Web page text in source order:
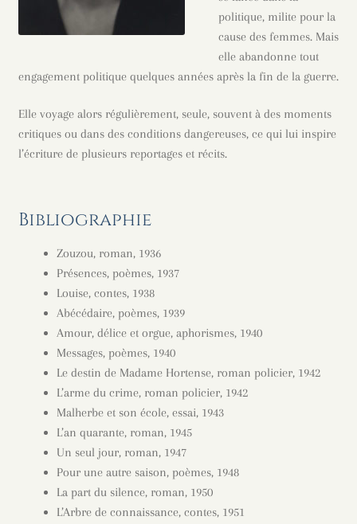
politique, milite pour la
cause des femmes. Mais
elle abandonne tout
engagement politique quelques années après la fin de la guerre.
Elle voyage alors régulièrement, seule, souvent à des moments
critiques ou dans des conditions dangereuses, ce qui lui inspire
l’écriture de plusieurs reportages et récits.
Bibliographie
Zouzou, roman, 1936
Présences, poèmes, 1937
Louise, contes, 1938
Abécédaire, poèmes, 1939
Amour, délice et orgue, aphorismes, 1940
Messages, poèmes, 1940
Le destin de Madame Hortense, roman policier, 1942
L’arme du crime, roman policier, 1942
Malherbe et son école, essai, 1943
L’an quarante, roman, 1945
Un seul jour, roman, 1947
Pour une autre saison, poèmes, 1948
La part du silence, roman, 1950
L’Arbre de connaissance, contes, 1951